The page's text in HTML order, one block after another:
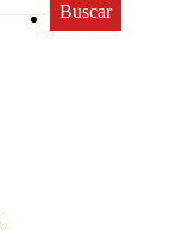
Buscar